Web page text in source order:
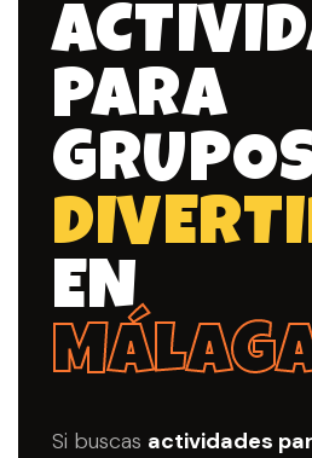
PARA
EN
Si buscas actividades